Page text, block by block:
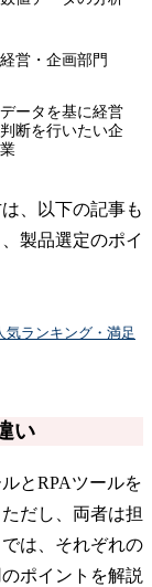
経営・企画部門
データを基に経営
判断を行いたい企
業
、以下の記事も
製品選定のポイ
気ランキング・満足
い
とRPAツールを
だし、両者は担
は、それぞれの
ポイントを解説